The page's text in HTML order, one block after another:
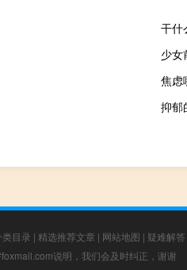
干什
少女
焦虑
抑郁
目录 | 精选推荐文章 | 网站地图 | 疑难解答
说明，我们会及时纠正，谢谢